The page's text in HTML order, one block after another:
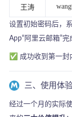
王涛
设置初始密码后，
App“阿里云邮箱”完
✅ 成功收到第一封
三、使用体
经过一个月的实际